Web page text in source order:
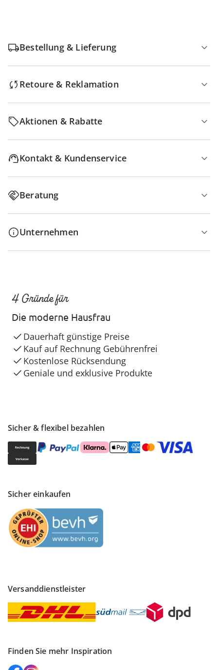
Bestellung & Lieferung
Retoure & Reklamation
Aktionen & Rabatte
Kontakt & Kundenservice
Beratung
Unternehmen
Sicher & flexibel bezahlen
Sicher einkaufen
Versanddienstleister
Finden Sie mehr Inspiration
4 Gründe für
Die moderne Hausfrau
Dauerhaft günstige Preise
Kauf auf Rechnung Gebührenfrei
Kostenlose Rücksendung
Geniale und exklusive Produkte